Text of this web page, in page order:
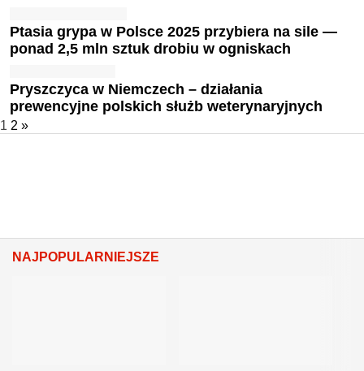
Ptasia grypa w Polsce 2025 przybiera na sile —
ponad 2,5 mln sztuk drobiu w ogniskach
Pryszczyca w Niemczech – działania
prewencyjne polskich służb weterynaryjnych
1 2 »
NAJPOPULARNIEJSZE